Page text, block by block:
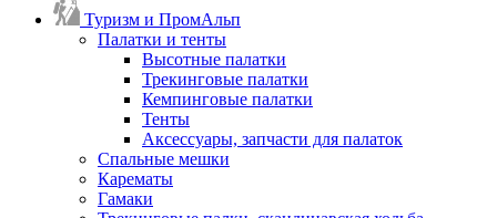
Туризм и ПромАльп
Палатки и тенты
Высотные палатки
Трекинговые палатки
Кемпинговые палатки
Тенты
Аксессуары, запчасти для палаток
Спальные мешки
Карематы
Гамаки